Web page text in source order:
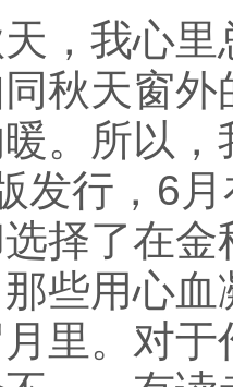
我心里
秋天窗
。所以
发行，6
择了在
些用心
里。对